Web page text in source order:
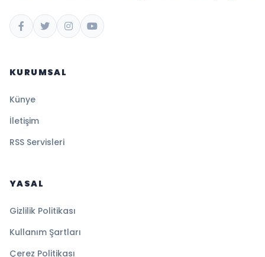
KURUMSAL
Künye
İletişim
RSS Servisleri
YASAL
Gizlilik Politikası
Kullanım Şartları
Çerez Politikası